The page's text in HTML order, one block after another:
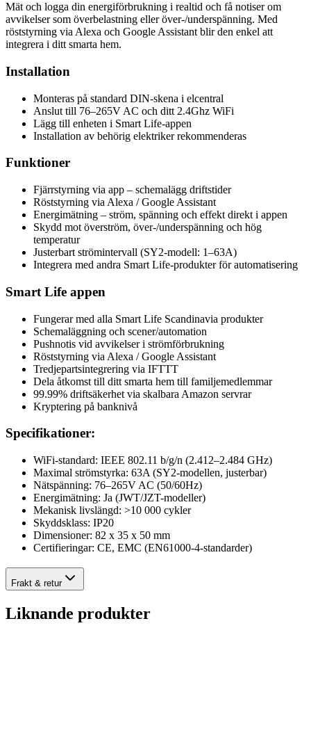
Mät och logga din energiförbrukning i realtid och få notiser om
avvikelser som överbelastning eller över-/underspänning. Med
röststyrning via Alexa och Google Assistant blir den enkel att
integrera i ditt smarta hem.
Installation
Monteras på standard DIN-skena i elcentral
Anslut till 76–265V AC och ditt 2.4Ghz WiFi
Lägg till enheten i Smart Life-appen
Installation av behörig elektriker rekommenderas
Funktioner
Fjärrstyrning via app – schemalägg driftstider
Röststyrning via Alexa / Google Assistant
Energimätning – ström, spänning och effekt direkt i appen
Skydd mot överström, över-/underspänning och hög
temperatur
Justerbart strömintervall (SY2-modell: 1–63A)
Integrera med andra Smart Life-produkter för automatisering
Smart Life appen
Fungerar med alla Smart Life Scandinavia produkter
Schemaläggning och scener/automation
Pushnotis vid avvikelser i strömförbrukning
Röststyrning via Alexa / Google Assistant
Tredjepartsintegrering via IFTTT
Dela åtkomst till ditt smarta hem till familjemedlemmar
99.99% driftsäkerhet via skalbara Amazon servrar
Kryptering på banknivå
Specifikationer:
WiFi-standard: IEEE 802.11 b/g/n (2.412–2.484 GHz)
Maximal strömstyrka: 63A (SY2-modellen, justerbar)
Nätspänning: 76–265V AC (50/60Hz)
Energimätning: Ja (JWT/JZT-modeller)
Mekanisk livslängd: >10 000 cykler
Skyddsklass: IP20
Dimensioner: 82 x 35 x 50 mm
Certifieringar: CE, EMC (EN61000-4-standarder)
Frakt & retur
Liknande produkter